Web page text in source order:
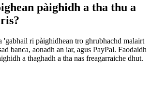
pàighidh a tha thu a
'gabhail ri pàighidhean tro ghrubhachd malairt
banca, aonadh an iar, agus PayPal. Faodaidh
a thaghadh a tha nas freagarraiche dhut.